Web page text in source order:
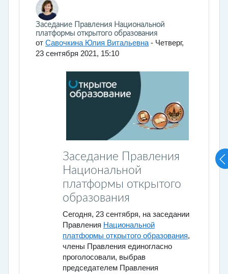
Заседание Правления Национальной
платформы открытого образования
от Савочкина Юлия Витальевна - Четверг,
23 сентября 2021, 15:10
Количество ответов: 0
Заседание Правления
Национальной
платформы открытого
образования
Сегодня, 23 сентября, на заседании
Правления Национальной
платформы открытого образования,
члены Правления единогласно
проголосовали, выбрав
председателем Правления